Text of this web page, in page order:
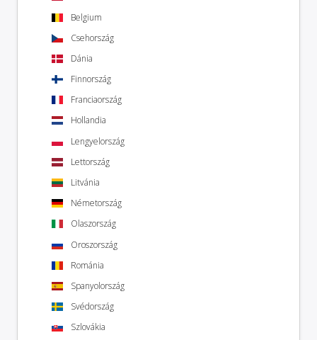
Belgium
Csehország
Dánia
Finnország
Franciaország
Hollandia
Lengyelország
Lettország
Litvánia
Németország
Olaszország
Oroszország
Románia
Spanyolország
Svédország
Szlovákia